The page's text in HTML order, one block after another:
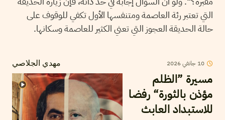
التي تعتبر رئة العاصمة ومتنفسها الأول تكفي للوقوف على
حالة الحديقة العجوز التي تعني الكثير للعاصمة وسكانها.
مهدي الجلاصي 10 جانفي2026
مسيرة ”الظلم
مؤذن بالثورة“ رفضا
للاستبداد العابث